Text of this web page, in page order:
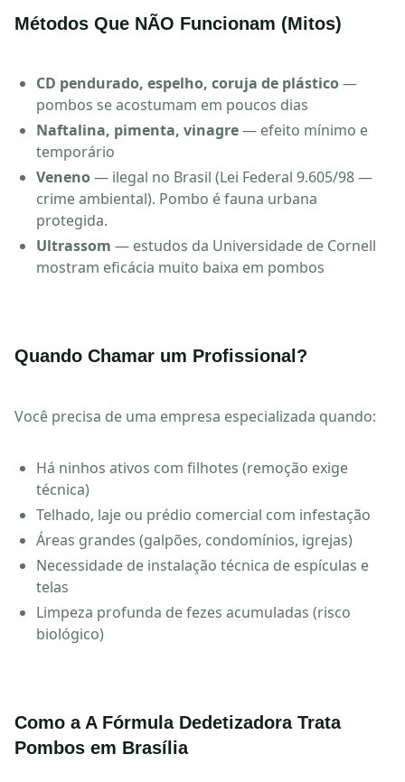
Métodos Que NÃO Funcionam (Mitos)
CD pendurado, espelho, coruja de plástico—
pombos se acostumam em poucos dias
Naftalina, pimenta, vinagre— efeito mínimo e
temporário
Veneno— ilegal no Brasil (Lei Federal 9.605/98 —
crime ambiental). Pombo é fauna urbana
protegida.
Ultrassom — estudos da Universidade de Cornell
mostram eficácia muito baixa em pombos
Quando Chamar um Profissional?
Você precisa de uma empresa especializada quando:
Há ninhos ativos com filhotes (remoção exige
técnica)
Telhado, laje ou prédio comercial com infestação
Áreas grandes (galpões, condomínios, igrejas)
Necessidade de instalação técnica de espículas e
telas
Limpeza profunda de fezes acumuladas (risco
biológico)
Como a A Fórmula Dedetizadora Trata
Pombos em Brasília